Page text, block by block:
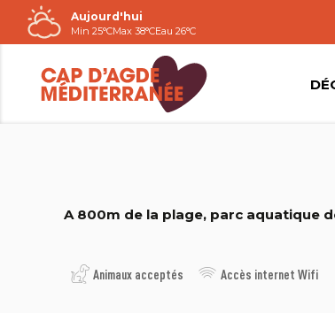
Passer
au
contenu
Aujourd'hui
Min 25°CMax 38°CEau 26°C
A 800m de la plage, parc aquatique
Animaux acceptés Accès internet Wifi